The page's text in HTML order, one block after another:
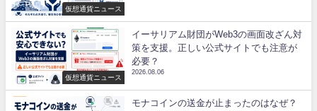
仮想通貨ニュース
仮想通貨ニュース
イーサリアム財団がWeb3の画面改ざん対
策を支援。正しい公式サイトでも注意が
必要？
2026.08.06
モナコインの送金が止まったのはなぜ？